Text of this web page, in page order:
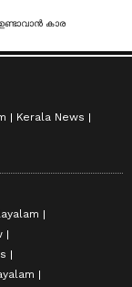
ചായ കുടിക്കുന്നത് അസിഡിറ്റി ഉണ്ടാവാൻ കാരണമാകുമോ? ഈ അബദ്ധങ്ങൾ ഒഴിവാക്കൂ
Kerala News